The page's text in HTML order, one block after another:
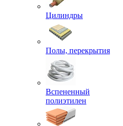
Цилиндры
Полы, перекрытия
Вспененный
полиэтилен